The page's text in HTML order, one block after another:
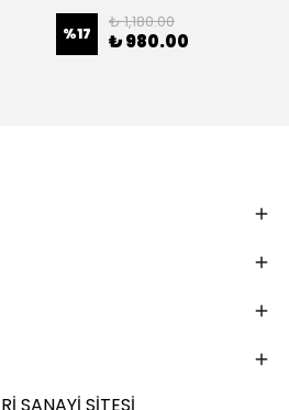
%17
₺ 1,180.00
₺ 980.00